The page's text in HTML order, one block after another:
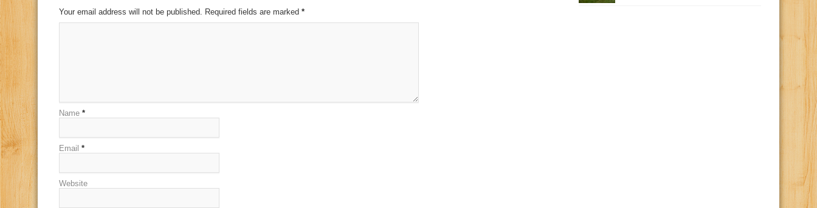
Your email address will not be published. Required fields are marked *
Name *
Email *
Website